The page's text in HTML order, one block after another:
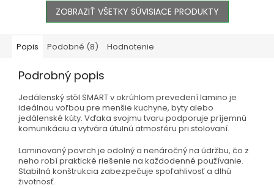
ZOBRAZIŤ VŠETKY SÚVISIACE PRODUKTY
Popis Podobné (8) Hodnotenie
Podrobný popis
Jedálenský stôl SMART v okrúhlom prevedení lamino je
ideálnou voľbou pre menšie kuchyne, byty alebo
jedálenské kúty. Vďaka svojmu tvaru podporuje príjemnú
komunikáciu a vytvára útulnú atmosféru pri stolovaní.
Laminovaný povrch je odolný a nenáročný na údržbu, čo z
neho robí praktické riešenie na každodenné používanie.
Stabilná konštrukcia zabezpečuje spoľahlivosť a dlhú
životnosť.